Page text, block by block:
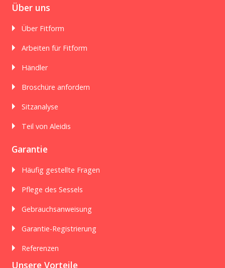
Über uns
Über Fitform
Arbeiten für Fitform
Händler
Broschüre anfordern
Sitzanalyse
Teil von Aleidis
Garantie
Häufig gestellte Fragen
Pflege des Sessels
Gebrauchsanweisung
Garantie-Registrierung
Referenzen
Unsere Vorteile